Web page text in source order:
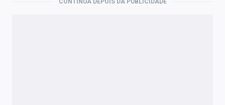
CONTINUA DEPOIS DA PUBLICIDADE